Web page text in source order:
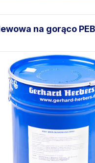
na gorąco
Dodaj do